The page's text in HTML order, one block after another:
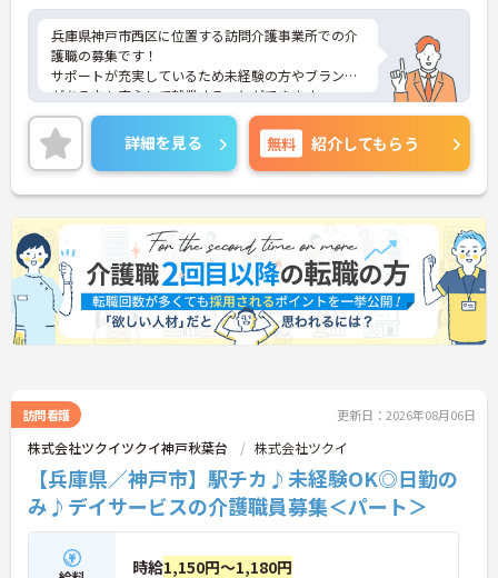
兵庫県神戸市西区に位置する訪問介護事業所での介
護職の募集です！
サポートが充実しているため未経験の方やブランク
がある方も安心して就業することができます。
ご興味のある方には、面接対策ポイントなど、さら
に詳細をご案内しますのでお気軽にご相談くださ
い！
詳細を見る 無料 紹介してもらう
訪問看護 更新日：2026年08月06日
株式会社ツクイツクイ神戸秋葉台 株式会社ツクイ
【兵庫県／神戸市】駅チカ♪未経験OK◎日勤の
み♪デイサービスの介護職員募集＜パート＞
時給1,150円～1,180円